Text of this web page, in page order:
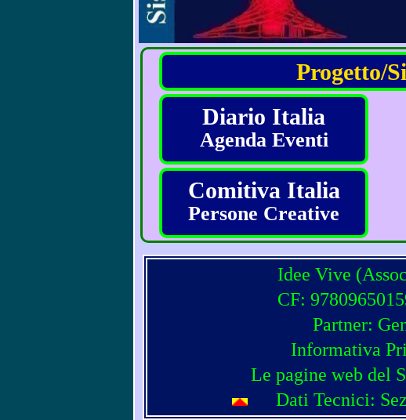
Progetto/
Diario Italia
Agenda Eventi
Comitiva Italia
Persone Creative
Idee Vive
CF:
Partner:
Informativa
Le pagine web del
Dati Tecnici: